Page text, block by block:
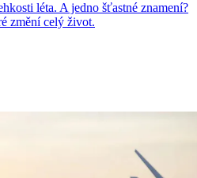
léta. A jedno šťastné znamení?
změní celý život.